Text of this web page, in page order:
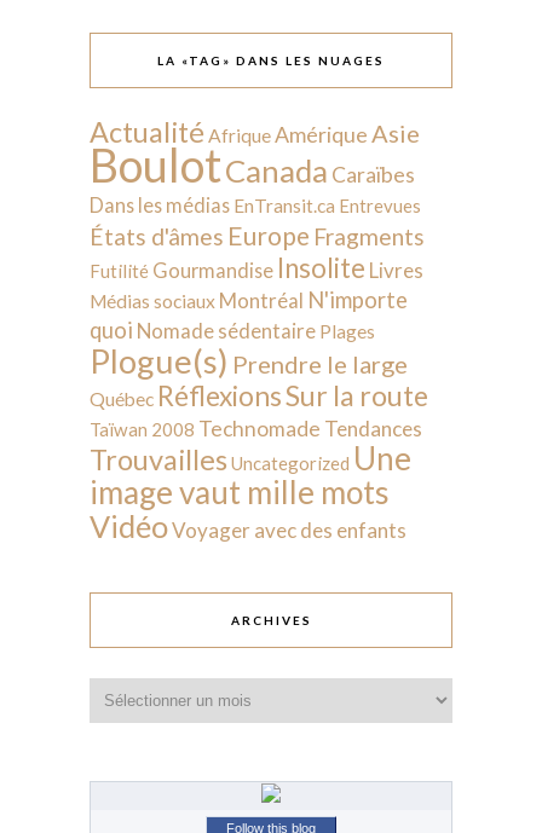
LA «TAG» DANS LES NUAGES
Actualité AfriqueAmériqueAsie
BoulotCanada Caraïbes
Dans les médias EnTransit.ca Entrevues
États d'âmes Europe Fragments
Futilité Gourmandise Insolite Livres
Médias sociaux Montréal N'importe
quoi Nomade sédentaire Plages
Plogue(s) Prendre le large
Québec RéflexionsSur la route
Taïwan 2008 Technomade Tendances
Trouvailles Uncategorized Une
image vaut mille mots
VidéoVoyager avec des enfants
ARCHIVES
Follow this blog